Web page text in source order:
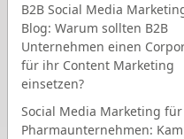
B2B Social Media
Blog: Warum sollten B2B
Unternehmen einen
für ihr Content Marketing
einsetzen?
Social Media Marketing für
Pharmaunternehmen: